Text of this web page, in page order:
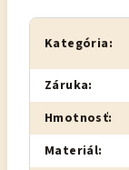
Kategória:
Záruka:
Hmotnosť:
Materiál: